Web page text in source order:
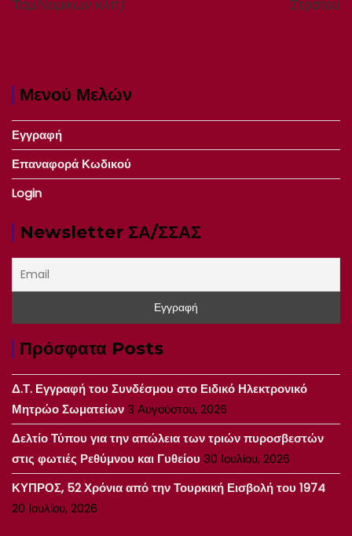
Ταμ.Νομικων κλπ)
Στρατού
Μενού Μελών
Εγγραφή
Επαναφορά Κωδικού
Login
Newsletter ΣΑ/ΣΣΑΣ
Πρόσφατα Posts
Δ.Τ. Εγγραφή του Συνδέσμου στο Ειδικό Ηλεκτρονικό
Μητρώο Σωματείων3 Αυγούστου, 2026
Δελτίο Τύπου για την απώλεια των τριών πυροσβεστών
στις φωτιές Ρεθύμνου και Γυθείου 30 Ιουλίου, 2026
ΚΥΠΡΟΣ, 52 Χρόνια από την Τουρκική Εισβολή του 1974
20 Ιουλίου, 2026